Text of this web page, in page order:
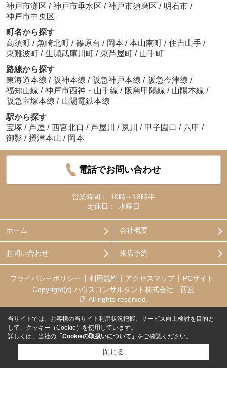
神戸市灘区 / 神戸市垂水区 / 神戸市須磨区 / 明石市 /
神戸市中央区
町名から探す
高須町 / 魚崎北町 / 篠原台 / 岡本 / 本山南町 / 住吉山手 /
東難波町 / 生瀬武庫川町 / 東芦屋町 / 山手町
路線から探す
東海道本線 / 阪神本線 / 阪急神戸本線 / 阪急今津線 /
福知山線 / 神戸市西神・山手線 / 阪急甲陽線 / 山陽本線 /
阪急宝塚本線 / 山陽電鉄本線
駅から探す
宝塚 / 芦屋 / 西宮北口 / 芦屋川 / 夙川 / 甲子園口 / 六甲 /
御影 / 摂津本山 / 岡本
電話でお問い合わせ
営業時間：
10時～18時半
定休日：
水曜日
ホーム 会社概要
お問い合わせ 来店予約
プライバシーポリシー 利用規約 アクセスマップ
PCサイト
Copyright(c) ハウスコンサルタント株式会社 西宮
店 All rights reserved.
当サイトでは、お客様の当サイト利用状況把握、サービス向上検討を目的と
して、クッキー（Cookie）を使用しています。
詳しくは、当社の 「Cookieの取扱いについて」 をご確認ください。
閉じる